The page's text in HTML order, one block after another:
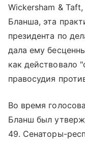
Wickersham &
Бланша, эта
президента по
дала ему
как действовало
правосудия
Во время
Бланш был
49. Сенаторы-